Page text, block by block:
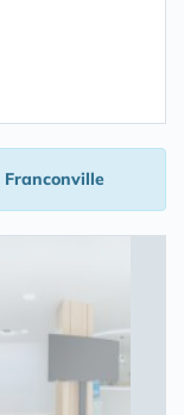
Franconville